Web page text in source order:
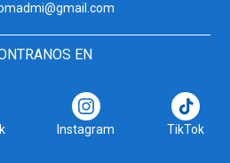
EN
Instagram TikTok